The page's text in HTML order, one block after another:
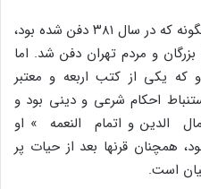
پیکر سالم و پاک شیخ صدوق همانگونه که در سال ۳۸۱ دفن شده بود،
بزرگان و مردم تهران دفن شد. اما
که یکى از کتب اربعه و معتبر
احکام شرعى و دینى بود و
«کمال الدین و اتمام النعمه » او
همچنان قرنها بعد از حیات پر
است.